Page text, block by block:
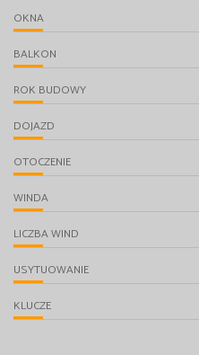
OKNA
BALKON
ROK BUDOWY
DOJAZD
OTOCZENIE
WINDA
LICZBA WIND
USYTUOWANIE
KLUCZE